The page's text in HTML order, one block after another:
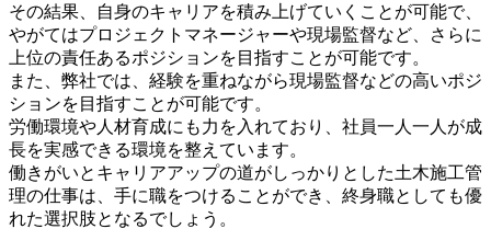
その結果、自身のキャリアを積み上げていくことが可能で、
やがてはプロジェクトマネージャーや現場監督など、さらに
上位の責任あるポジションを目指すことが可能です。
また、弊社では、経験を重ねながら現場監督などの高いポジ
ションを目指すことが可能です。
労働環境や人材育成にも力を入れており、社員一人一人が成
長を実感できる環境を整えています。
働きがいとキャリアアップの道がしっかりとした土木施工管
理の仕事は、手に職をつけることができ、終身職としても優
れた選択肢となるでしょう。